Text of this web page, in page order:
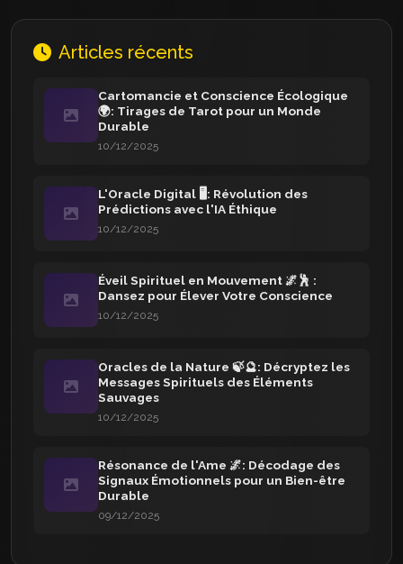
Articles récents
Cartomancie et Conscience Écologique
🌍: Tirages de Tarot pour un Monde
Durable
10/12/2025
L'Oracle Digital 🖥️: Révolution des
Prédictions avec l'IA Éthique
10/12/2025
Éveil Spirituel en Mouvement 🌌🕺 :
Dansez pour Élever Votre Conscience
10/12/2025
Oracles de la Nature 🍃🔮: Décryptez les
Messages Spirituels des Éléments
Sauvages
10/12/2025
Résonance de l'Ame 🌌: Décodage des
Signaux Émotionnels pour un Bien-être
Durable
09/12/2025